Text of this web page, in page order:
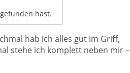
hast.
hab ich alles gut im Griff,
stehe ich komplett neben mir –